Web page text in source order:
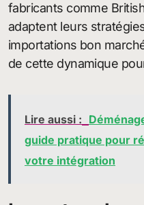
fabricants comme
adaptent leurs
importations bon
de cette dynamique
Lire aussi :
guide pratique pour
votre intégration